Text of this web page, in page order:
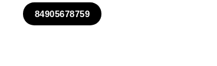
84905678759